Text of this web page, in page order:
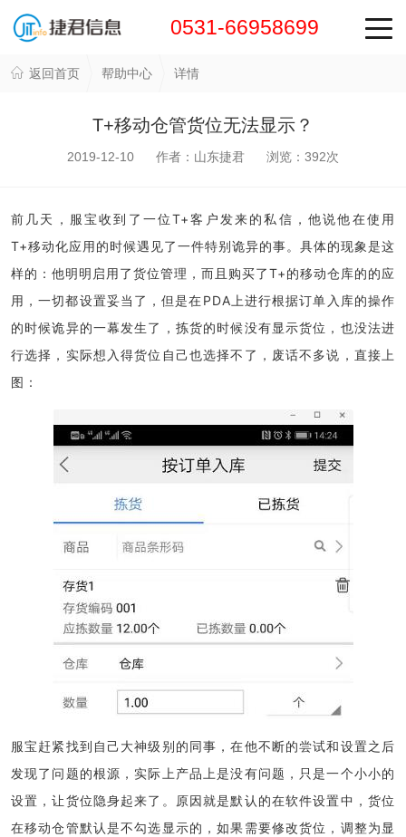
0531-66958699
返回首页 帮助中心 详情
T+移动仓管货位无法显示？
2019-12-10 作者：山东捷君 浏览： 392次
前几天，服宝收到了一位T+客户发来的私信，他说他在使用
T+移动化应用的时候遇见了一件特别诡异的事。具体的现象是这
样的：他明明启用了货位管理，而且购买了T+的移动仓库的的应
用，一切都设置妥当了，但是在PDA上进行根据订单入库的操作
的时候诡异的一幕发生了，拣货的时候没有显示货位，也没法进
行选择，实际想入得货位自己也选择不了，废话不多说，直接上
图：
服宝赶紧找到自己大神级别的同事，在他不断的尝试和设置之后
发现了问题的根源，实际上产品上是没有问题，只是一个小小的
设置，让货位隐身起来了。原因就是默认的在软件设置中，货位
在移动仓管默认是不勾选显示的，如果需要修改货位，调整为显